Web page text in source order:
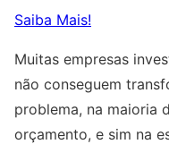
Saiba Mais!
Muitas empresas
não conseguem
problema, na maioria
orçamento, e sim na